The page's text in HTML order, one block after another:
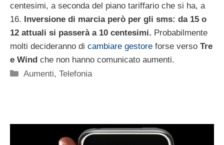
centesimi, a seconda del piano tariffario che si ha, a
16. Inversione di marcia però per gli sms: da 15 o
12 attuali si passerà a 10 centesimi. Probabilmente
molti decideranno di cambiare gestore forse verso Tre
e Wind che non hanno comunicato aumenti.
Categorie
Aumenti,Telefonia